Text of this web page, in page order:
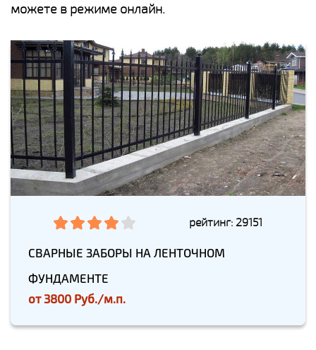
можете в режиме онлайн.
рейтинг: 29151
СВАРНЫЕ ЗАБОРЫ НА ЛЕНТОЧНОМ
ФУНДАМЕНТЕ
от3800 Руб./м.п.